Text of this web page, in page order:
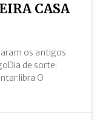
CASA
os antigos
de sorte:
O